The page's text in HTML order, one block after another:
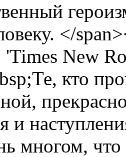
</
New
кто
и
многом, что